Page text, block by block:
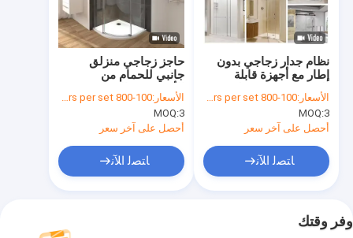
حاجز زجاجي منزلق
جانبي للحمام من
الألومنيوم والزجاج
والفولاذ المقاوم للصدأ
وغرفة الاستحمام
الأسعار:100-800 dollars per set
MOQ:3
أحصل على آخر سعر
ﺎﺘﺼﻟ ﺍﻶﻧ
نظام جدار زجاجي بدون
إطار مع أجهزة قابلة
للتخصيص ودعم على
الإنترنت على مدار 24
ساعة
الأسعار:100-800 dollars per set
MOQ:3
أحصل على آخر سعر
ﺎﺘﺼﻟ ﺍﻶﻧ
وفر وقتك